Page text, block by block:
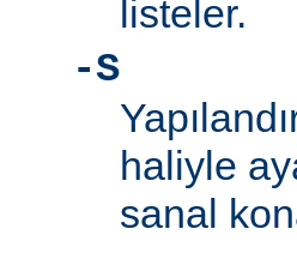
listeler.
-S
haliyle
sanal